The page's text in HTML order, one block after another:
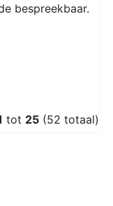
bespreekbaar.
tot 25 (52 totaal)